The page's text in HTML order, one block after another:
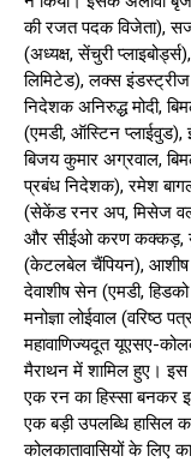
की रजत पदक विजेता),
(अध्यक्ष, सेंचुरी
लिमिटेड), लक्स
निदेशक अनिरुद्ध मोदी,
(एमडी, ऑस्टिन
बिजय कुमार अग्रवाल,
प्रबंध निदेशक), रमेश
(सेकेंड रनर अप, मिसेज
और सीईओ करण कक्कड़,
(केटलबेल चैंपियन), आशीष
देवाशीष सेन (एमडी,
मनोज्ञा लोईवाल (वरिष्ठ
महावाणिज्यदूत यूएसए-
मैराथन में शामिल हुए।
एक रन का हिस्सा बनकर
एक बड़ी उपलब्धि हासिल
कोलकातावासियों के लिए